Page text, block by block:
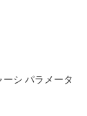
ーシ パラメータ